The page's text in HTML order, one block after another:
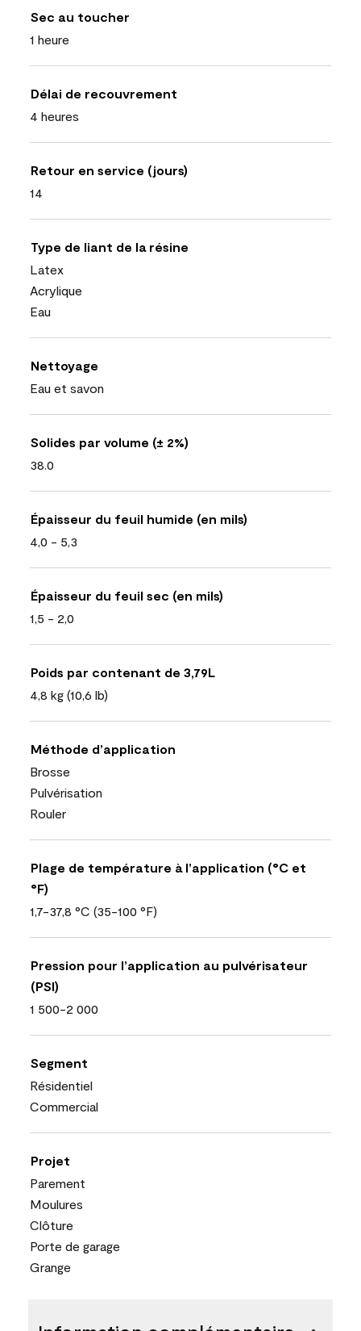
Sec au toucher
1 heure
Délai de recouvrement
4 heures
Retour en service (jours)
14
Type de liant de la résine
Latex
Acrylique
Eau
Nettoyage
Eau et savon
Solides par volume (± 2%)
38.0
Épaisseur du feuil humide (en mils)
4,0 - 5,3
Épaisseur du feuil sec (en mils)
1,5 - 2,0
Poids par contenant de 3,79L
4,8 kg (10,6 lb)
Méthode d’application
Brosse
Pulvérisation
Rouler
Plage de température à l’application (°C et
°F)
1,7-37,8 °C (35-100 °F)
Pression pour l’application au pulvérisateur
(PSI)
1 500-2 000
Segment
Résidentiel
Commercial
Projet
Parement
Moulures
Clôture
Porte de garage
Grange